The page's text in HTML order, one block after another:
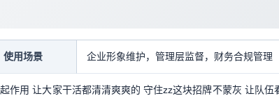
使用场景 企业形象维护，管理层监督，财务合规管理
作用 让大家干活都清清爽爽的 守住zz这块招牌不蒙灰 让队伍